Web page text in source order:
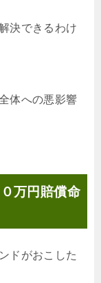
決できるわけ
体への悪影響
万円賠償命
ドがおこした